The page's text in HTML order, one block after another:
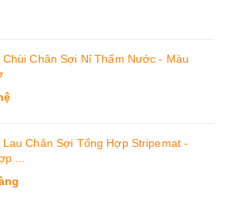
Chùi Chân Sợi Nỉ Thấm Nước - Màu
Lau Chân Sợi Tổng Hợp Stripemat -
...